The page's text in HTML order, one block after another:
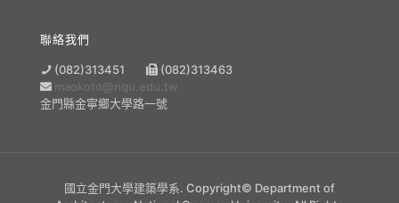
聯絡我們
(082)313451
(082)313463
maokoto@nqu.edu.tw
金門縣金寧鄉大學路一號
國立金門大學建築學系. Copyright© Department of